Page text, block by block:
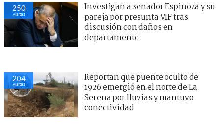
250
visitas
Investigan a senador Espinoza y su
pareja por presunta VIF tras
discusión con daños en
departamento
204
visitas
Reportan que puente oculto de
1926 emergió en el norte de La
Serena por lluvias y mantuvo
conectividad